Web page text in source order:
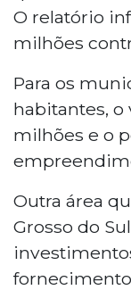
O relatório
milhões
Para os
habitantes, o
milhões e o
Outra área
Grosso do
fornecimento